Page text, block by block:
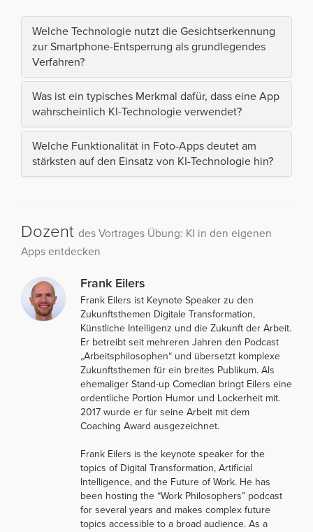
Welche Technologie nutzt die Gesichtserkennung
zur Smartphone-Entsperrung als grundlegendes
Verfahren?
Was ist ein typisches Merkmal dafür, dass eine App
wahrscheinlich KI-Technologie verwendet?
Welche Funktionalität in Foto-Apps deutet am
stärksten auf den Einsatz von KI-Technologie hin?
Dozent des Vortrages Übung: KI in den eigenen
Apps entdecken
Frank Eilers
Frank Eilers ist Keynote Speaker zu den
Zukunftsthemen Digitale Transformation,
Künstliche Intelligenz und die Zukunft der Arbeit.
Er betreibt seit mehreren Jahren den Podcast
„Arbeitsphilosophen“ und übersetzt komplexe
Zukunftsthemen für ein breites Publikum. Als
ehemaliger Stand-up Comedian bringt Eilers eine
ordentliche Portion Humor und Lockerheit mit.
2017 wurde er für seine Arbeit mit dem
Coaching Award ausgezeichnet.
Frank Eilers is the keynote speaker for the
topics of Digital Transformation, Artificial
Intelligence, and the Future of Work. He has
been hosting the “Work Philosophers” podcast
for several years and makes complex future
topics accessible to a broad audience. As a